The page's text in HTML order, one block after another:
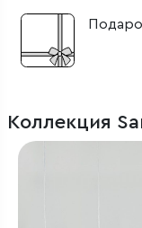
Коллекция